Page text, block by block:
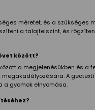
méretet, és a
a talajfelszínt, és
között?
a megjelenésükben és
megakadályozására. A
a gyomok elnyomása.